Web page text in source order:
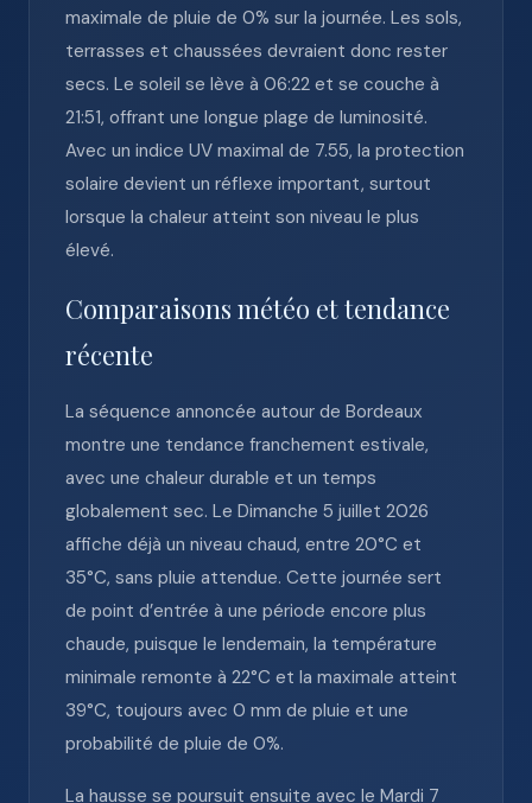
maximale de pluie de 0% sur la journée. Les sols,
terrasses et chaussées devraient donc rester
secs. Le soleil se lève à 06:22 et se couche à
21:51, offrant une longue plage de luminosité.
Avec un indice UV maximal de 7.55, la protection
solaire devient un réflexe important, surtout
lorsque la chaleur atteint son niveau le plus
élevé.
Comparaisons météo et tendance
récente
La séquence annoncée autour de Bordeaux
montre une tendance franchement estivale,
avec une chaleur durable et un temps
globalement sec. Le Dimanche 5 juillet 2026
affiche déjà un niveau chaud, entre 20°C et
35°C, sans pluie attendue. Cette journée sert
de point d’entrée à une période encore plus
chaude, puisque le lendemain, la température
minimale remonte à 22°C et la maximale atteint
39°C, toujours avec 0 mm de pluie et une
probabilité de pluie de 0%.
La hausse se poursuit ensuite avec le Mardi 7